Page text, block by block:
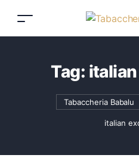
Tag:
Tabaccheria Babalu
italian